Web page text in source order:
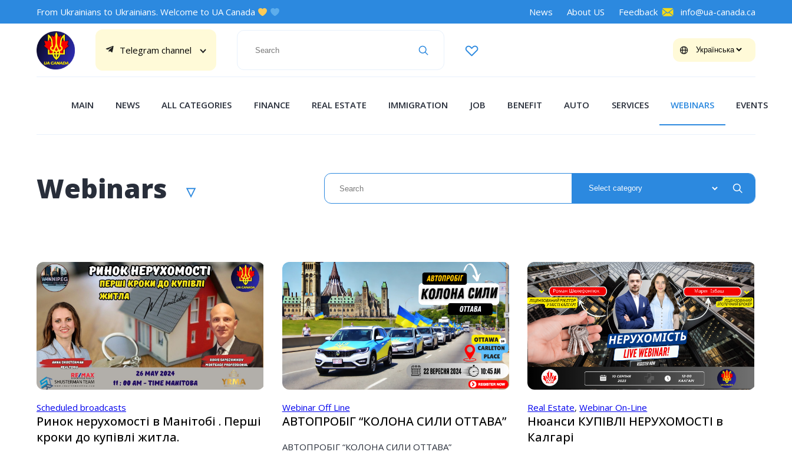
From Ukrainians to Ukrainians. Welcome to UA Canada News About US Feedback info@ua-canada.ca
Telegram channel
MAIN NEWS ALL CATEGORIES FINANCE REAL ESTATE IMMIGRATION JOB BENEFIT AUTO SERVICES WEBINARS EVENTS
Webinars ▽
Scheduled broadcasts
Ринок нерухомості в Манітобі . Перші
кроки до купівлі житла.
Webinar Off Line
АВТОПРОБІГ “КОЛОНА СИЛИ ОТТАВА”
АВТОПРОБІГ “КОЛОНА СИЛИ ОТТАВА”
Real Estate,Webinar On-Line
Нюанси КУПІВЛІ НЕРУХОМОСТІ в
Калгарі